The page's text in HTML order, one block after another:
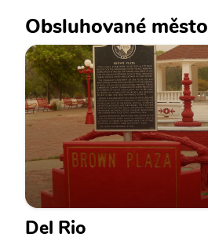
Obsluhované město
Del Rio